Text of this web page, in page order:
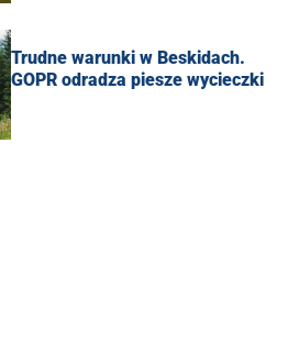
Trudne warunki w Beskidach.
GOPR odradza piesze wycieczki